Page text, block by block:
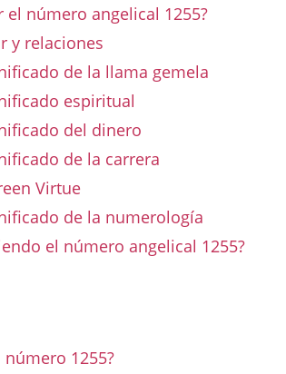
el número angelical 1255?
y relaciones
de la llama gemela
espiritual
del dinero
de la carrera
Virtue
de la numerología
el número angelical 1255?
1255?